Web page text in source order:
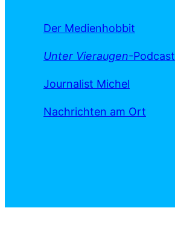
Der Medienhobbit
Unter Vieraugen-Podcast
Journalist Michel
Nachrichten am Ort